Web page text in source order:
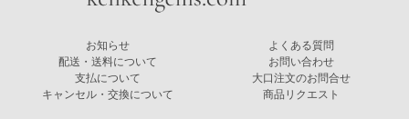
お知らせ
配送・送料について
支払について
キャンセル・交換について
よくある質問
お問い合わせ
大口注文のお問合せ
商品リクエスト